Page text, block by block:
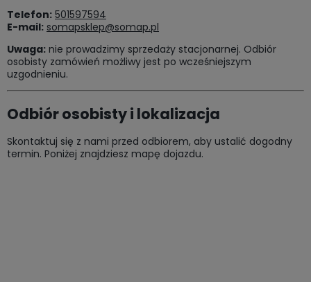
Telefon: 501597594
E-mail: somapsklep@somap.pl
Uwaga: nie prowadzimy sprzedaży stacjonarnej. Odbiór
osobisty zamówień możliwy jest po wcześniejszym
uzgodnieniu.
Odbiór osobisty i lokalizacja
Skontaktuj się z nami przed odbiorem, aby ustalić dogodny
termin. Poniżej znajdziesz mapę dojazdu.